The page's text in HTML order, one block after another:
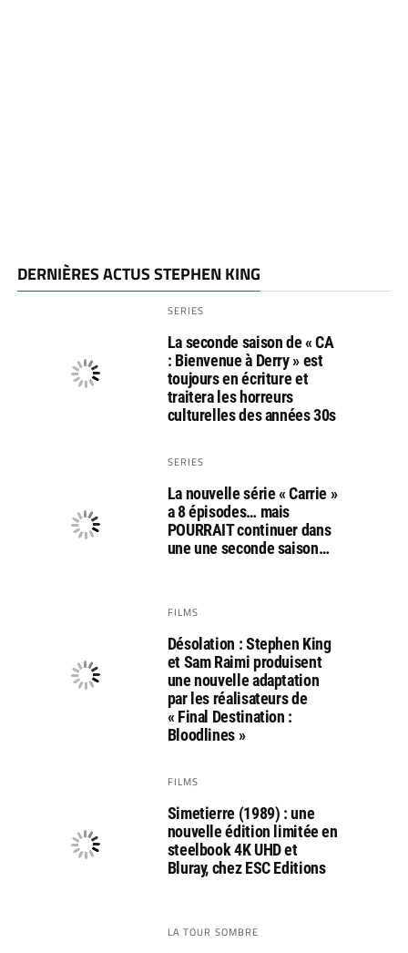
DERNIÈRES ACTUS STEPHEN KING
SERIES
La seconde saison de « CA
: Bienvenue à Derry » est
toujours en écriture et
traitera les horreurs
culturelles des années 30s
SERIES
La nouvelle série « Carrie »
a 8 épisodes… mais
POURRAIT continuer dans
une une seconde saison…
FILMS
Désolation : Stephen King
et Sam Raimi produisent
une nouvelle adaptation
par les réalisateurs de
« Final Destination :
Bloodlines »
FILMS
Simetierre (1989) : une
nouvelle édition limitée en
steelbook 4K UHD et
Bluray, chez ESC Editions
LA TOUR SOMBRE